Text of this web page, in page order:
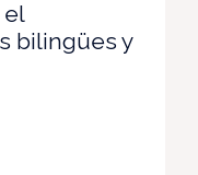
el
bilingües y